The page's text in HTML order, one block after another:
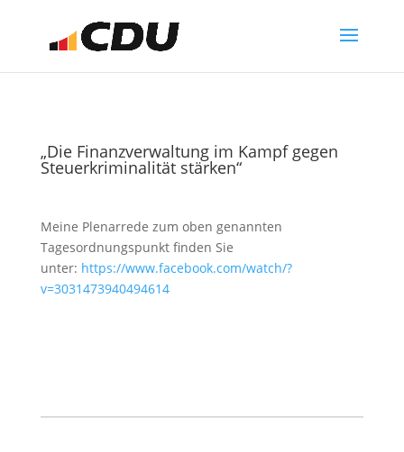
„Die Finanzverwaltung im Kampf gegen
Steuerkriminalität stärken“
Meine Plenarrede zum oben genannten
Tagesordnungspunkt finden Sie
unter: https://www.facebook.com/watch/?
v=3031473940494614